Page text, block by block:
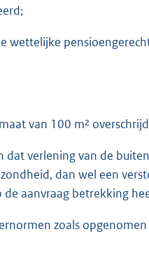
wettelijke
van 100 m²
verlening van de
dan wel een
aanvraag betrekking
zoals